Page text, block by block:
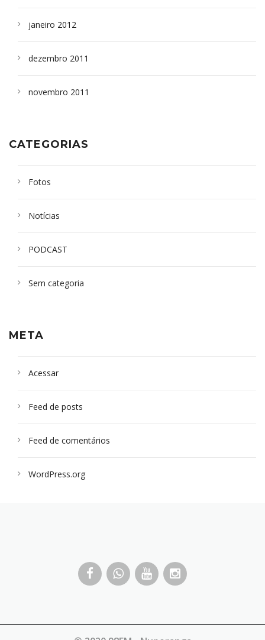
janeiro 2012
dezembro 2011
novembro 2011
CATEGORIAS
Fotos
Notícias
PODCAST
Sem categoria
META
Acessar
Feed de posts
Feed de comentários
WordPress.org